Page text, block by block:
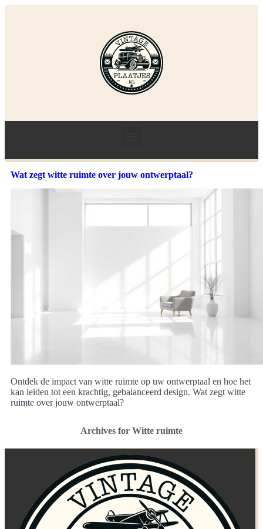
Wat zegt witte ruimte over jouw ontwerptaal?
Ontdek de impact van witte ruimte op uw ontwerptaal en hoe het
kan leiden tot een krachtig, gebalanceerd design. Wat zegt witte
ruimte over jouw ontwerptaal?
Archives for Witte ruimte